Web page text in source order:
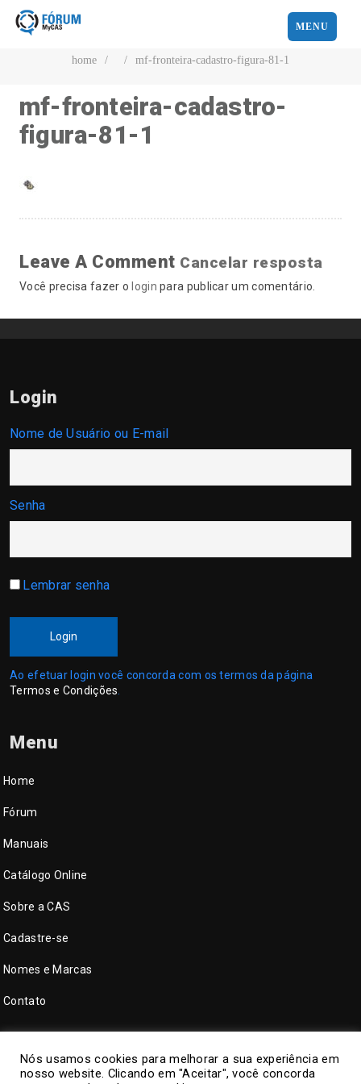
MENU
home / / mf-fronteira-cadastro-figura-81-1
mf-fronteira-cadastro-
figura-81-1
Leave A Comment Cancelar resposta
Você precisa fazer o login para publicar um comentário.
Login
Nome de Usuário ou E-mail
Senha
Lembrar senha
Login
Ao efetuar login você concorda com os termos da página
Termos e Condições
Menu
Home
Fórum
Manuais
Catálogo Online
Sobre a CAS
Cadastre-se
Nomes e Marcas
Contato
Nós usamos cookies para melhorar a sua experiência em
nosso website. Clicando em "Aceitar", você concorda